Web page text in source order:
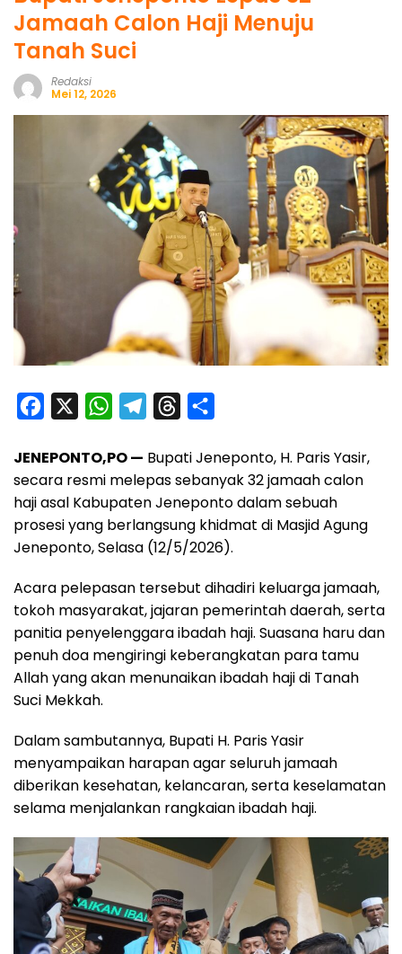
Jamaah Calon Haji Menuju
Tanah Suci
Redaksi
Mei 12, 2026
c
e
b
o
k
W
a
t
s
A
p
l
e
g
r
m
r
e
a
d
a
r
e
JENEPONTO,PO — Bupati Jeneponto, H. Paris Yasir,
secara resmi melepas sebanyak 32 jamaah calon
haji asal Kabupaten Jeneponto dalam sebuah
prosesi yang berlangsung khidmat di Masjid Agung
Jeneponto, Selasa (12/5/2026).
Acara pelepasan tersebut dihadiri keluarga jamaah,
tokoh masyarakat, jajaran pemerintah daerah, serta
panitia penyelenggara ibadah haji. Suasana haru dan
penuh doa mengiringi keberangkatan para tamu
Allah yang akan menunaikan ibadah haji di Tanah
Suci Mekkah.
Dalam sambutannya, Bupati H. Paris Yasir
menyampaikan harapan agar seluruh jamaah
diberikan kesehatan, kelancaran, serta keselamatan
selama menjalankan rangkaian ibadah haji.